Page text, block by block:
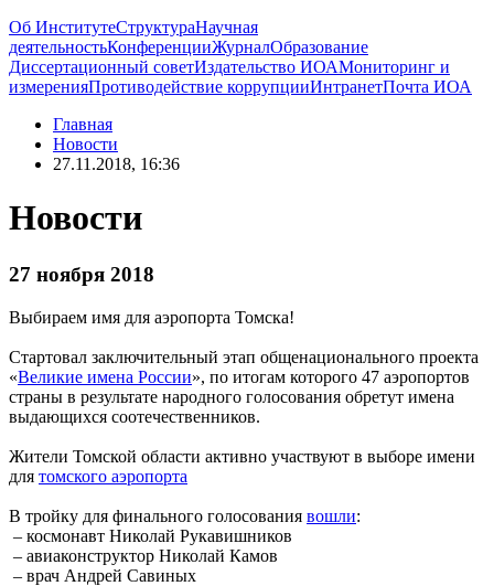
Об ИнститутеСтруктураНаучная
деятельностьКонференцииЖурналОбразование
Диссертационный советИздательство ИОАМониторинг и
измеренияПротиводействие коррупцииИнтранетПочта ИОА
Главная
Новости
27.11.2018, 16:36
Новости
27 ноября 2018
Выбираем имя для аэропорта Томска!
Стартовал заключительный этап общенационального проекта
«Великие имена России», по итогам которого 47 аэропортов
страны в результате народного голосования обретут имена
выдающихся соотечественников.
Жители Томской области активно участвуют в выборе имени
для томского аэропорта
В тройку для финального голосования вошли:
– космонавт Николай Рукавишников
– авиаконструктор Николай Камов
– врач Андрей Савиных